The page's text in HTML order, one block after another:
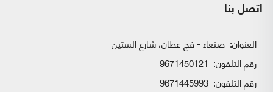
اتصل بنا
العنوان: صنعاء - فج عطان، شارع الستين
رقم التلفون: 9671450121
رقم التلفون: 9671445993